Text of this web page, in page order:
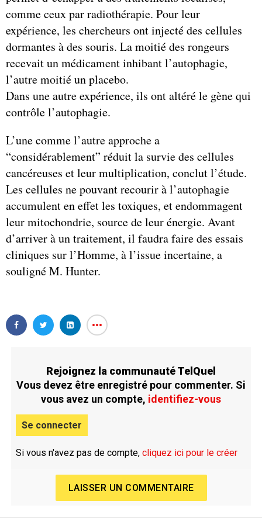
comme ceux par radiothérapie. Pour leur
expérience, les chercheurs ont injecté des cellules
dormantes à des souris. La moitié des rongeurs
recevait un médicament inhibant l’autophagie,
l’autre moitié un placebo.
Dans une autre expérience, ils ont altéré le gène qui
contrôle l’autophagie.
L’une comme l’autre approche a
“considérablement” réduit la survie des cellules
cancéreuses et leur multiplication, conclut l’étude.
Les cellules ne pouvant recourir à l’autophagie
accumulent en effet les toxiques, et endommagent
leur mitochondrie, source de leur énergie. Avant
d’arriver à un traitement, il faudra faire des essais
cliniques sur l’Homme, à l’issue incertaine, a
souligné M. Hunter.
Rejoignez la communauté TelQuel
Vous devez être enregistré pour commenter. Si
vous avez un compte, identifiez-vous
Se connecter
Si vous n'avez pas de compte, cliquez ici pour le créer
LAISSER UN COMMENTAIRE